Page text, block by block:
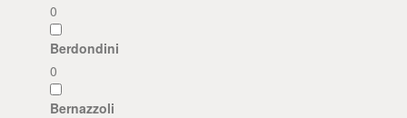
0
Berdondini
0
Bernazzoli